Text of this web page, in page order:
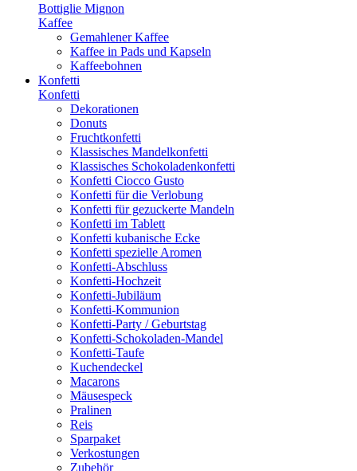
Bottiglie Mignon
Kaffee
Gemahlener Kaffee
Kaffee in Pads und Kapseln
Kaffeebohnen
Konfetti
Konfetti
Dekorationen
Donuts
Fruchtkonfetti
Klassisches Mandelkonfetti
Klassisches Schokoladenkonfetti
Konfetti Ciocco Gusto
Konfetti für die Verlobung
Konfetti für gezuckerte Mandeln
Konfetti im Tablett
Konfetti kubanische Ecke
Konfetti spezielle Aromen
Konfetti-Abschluss
Konfetti-Hochzeit
Konfetti-Jubiläum
Konfetti-Kommunion
Konfetti-Party / Geburtstag
Konfetti-Schokoladen-Mandel
Konfetti-Taufe
Kuchendeckel
Macarons
Mäusespeck
Pralinen
Reis
Sparpaket
Verkostungen
Zubehör